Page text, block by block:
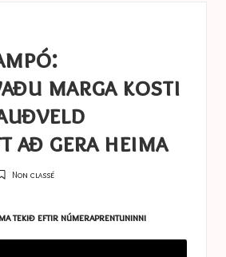
marga kosti
að gera heima
Non classé
tekið eftir númeraprentuninni